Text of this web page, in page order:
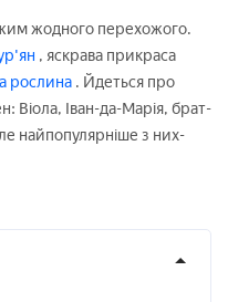
жодного перехожого.
, яскрава прикраса
рослина . Йдеться про
Віола, Іван-да-Марія, брат-
найпопулярніше з них-